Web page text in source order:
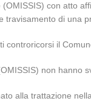
con atto
travisamento di una
controricorsi il
non hanno
alla trattazione